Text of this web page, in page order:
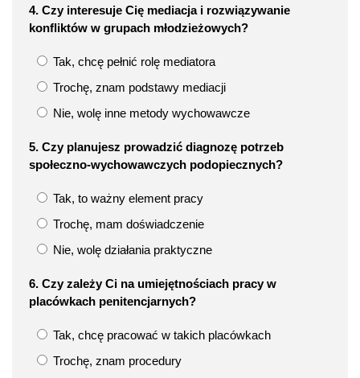
4. Czy interesuje Cię mediacja i rozwiązywanie
konfliktów w grupach młodzieżowych?
Tak, chcę pełnić rolę mediatora
Trochę, znam podstawy mediacji
Nie, wolę inne metody wychowawcze
5. Czy planujesz prowadzić diagnozę potrzeb
społeczno-wychowawczych podopiecznych?
Tak, to ważny element pracy
Trochę, mam doświadczenie
Nie, wolę działania praktyczne
6. Czy zależy Ci na umiejętnościach pracy w
placówkach penitencjarnych?
Tak, chcę pracować w takich placówkach
Trochę, znam procedury